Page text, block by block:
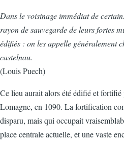
Dans le voisinage immédiat de
rayon de sauvegarde de leurs fortes
édifiés : on les appelle généralement
castelnau.
(Louis Puech)
Ce lieu aurait alors été édifié et
Lomagne, en 1090. La fortification
disparu, mais qui occupait
place centrale actuelle, et une vaste